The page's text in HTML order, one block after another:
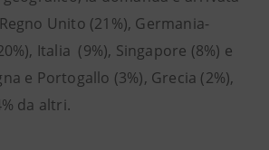
Unito (21%), Germania-
Italia (9%), Singapore (8%) e
e Portogallo (3%), Grecia (2%),
da altri.